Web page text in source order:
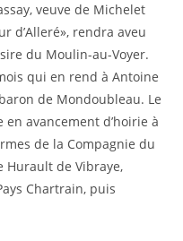
veuve de Michelet
d’Alleré», rendra aveu
du Moulin-au-Voyer.
qui en rend à Antoine
de Mondoubleau. Le
avancement d’hoirie à
de la Compagnie du
Hurault de Vibraye,
Chartrain, puis